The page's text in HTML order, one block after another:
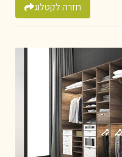
חזרה לקטלוג